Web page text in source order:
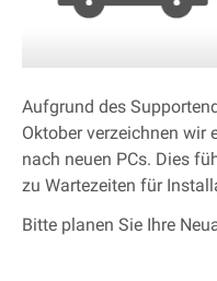
Aufgrund des
Oktober verzeichnen wir
nach neuen PCs. Dies
zu Wartezeiten für
Bitte planen Sie Ihre